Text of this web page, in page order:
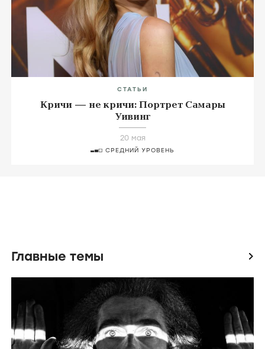
СТАТЬИ
Кричи — не кричи: Портрет Самары
Уивинг
20 мая
СРЕДНИЙ УРОВЕНЬ
Главные темы icon